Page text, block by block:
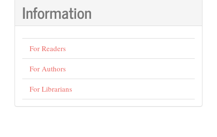
Information
For Readers
For Authors
For Librarians